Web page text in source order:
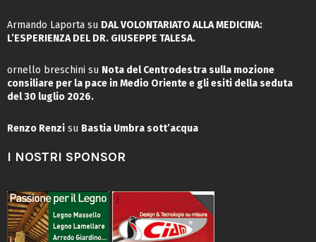
Armando Laporta su DAL VOLONTARIATO ALLA MEDICINA:
L’ESPERIENZA DEL DR. GIUSEPPE TALESA.
ornello breschini su Nota del Centrodestra sulla mozione
consiliare per la pace in Medio Oriente e gli esiti della seduta
del 30 luglio 2026.
Renzo Renzi su Bastia Umbra sott’acqua
I NOSTRI SPONSOR